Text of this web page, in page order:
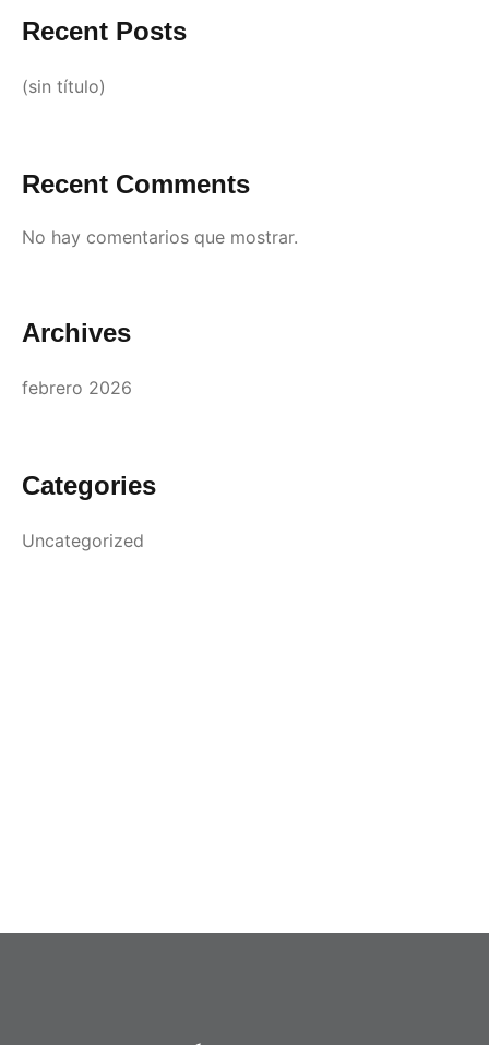
Recent Posts
(sin título)
Recent Comments
No hay comentarios que mostrar.
Archives
febrero 2026
Categories
Uncategorized